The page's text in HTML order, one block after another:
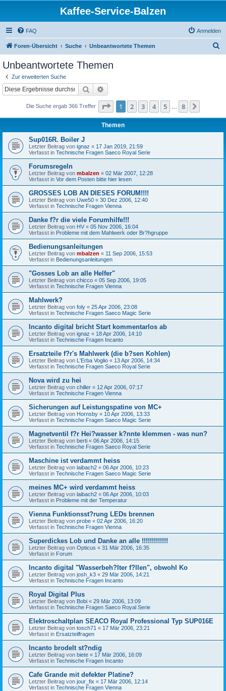
Kaffee-Service-Balzen
FAQ Anmelden
Foren-Übersicht Suche Unbeantwortete Themen
Unbeantwortete Themen
Zur erweiterten Suche
Suche
Die Suche ergab 366 Treffer Seite 1von
1 2 3 4 5 8
Themen
Sup016R. Boiler J
Letzter Beitrag von ignaz « 17 Jan 2019, 21:59
Verfasst in Technische Fragen Saeco Royal Serie
Forumsregeln
Letzter Beitrag von mbalzen « 02 Mär 2007, 12:28
Verfasst in Vor dem Posten bitte hier lesen
GROSSES LOB AN DIESES FORUM!!!!
Letzter Beitrag von Uwe50 « 30 Dez 2006, 12:40
Verfasst in Technische Fragen Vienna
Danke f?r die viele Forumhilfe!!!
Letzter Beitrag von HV « 05 Nov 2006, 16:04
Verfasst in Probleme mit dem Mahlwerk oder Br?hgruppe
Bedienungsanleitungen
Letzter Beitrag von mbalzen « 11 Sep 2006, 15:53
Verfasst in Bedienungsanleitungen
"Gosses Lob an alle Helfer"
Letzter Beitrag von chicco « 05 Sep 2006, 19:05
Verfasst in Technische Fragen Vienna
Mahlwerk?
Letzter Beitrag von foly « 25 Apr 2006, 23:08
Verfasst in Technische Fragen Saeco Magic Serie
Incanto digital bricht Start kommentarlos ab
Letzter Beitrag von ignaz « 18 Apr 2006, 14:10
Verfasst in Technische Fragen Incanto
Ersatzteile f?r's Mahlwerk (die b?sen Kohlen)
Letzter Beitrag von L'Erba Voglio « 13 Apr 2006, 14:34
Verfasst in Technische Fragen Saeco Royal Serie
Nova wird zu hei
Letzter Beitrag von chiller « 12 Apr 2006, 07:17
Verfasst in Technische Fragen Vienna
Sicherungen auf Leistungspatine von MC+
Letzter Beitrag von Hornsby « 10 Apr 2006, 13:33
Verfasst in Technische Fragen Saeco Magic Serie
Magnetventil f?r Hei?wasser k?nnte klemmen - was nun?
Letzter Beitrag von berti « 06 Apr 2006, 14:15
Verfasst in Technische Fragen Saeco Royal Serie
Maschine ist verdammt heiss
Letzter Beitrag von laibach2 « 06 Apr 2006, 10:23
Verfasst in Technische Fragen Saeco Magic Serie
meines MC+ wird verdammt heiss
Letzter Beitrag von laibach2 « 06 Apr 2006, 10:03
Verfasst in Probleme mit der Temperatur
Vienna Funktionsst?rung LEDs brennen
Letzter Beitrag von probe « 02 Apr 2006, 16:20
Verfasst in Technische Fragen Vienna
Superdickes Lob und Danke an alle !!!!!!!!!!!!!
Letzter Beitrag von Opticus « 31 Mär 2006, 16:35
Verfasst in Forum
Incanto digital "Wasserbeh?lter f?llen", obwohl Ko
Letzter Beitrag von josh_k3 « 29 Mär 2006, 14:21
Verfasst in Technische Fragen Incanto
Royal Digital Plus
Letzter Beitrag von Bobi « 29 Mär 2006, 13:09
Verfasst in Technische Fragen Saeco Royal Serie
Elektroschaltplan SEACO Royal Professional Typ SUP016E
Letzter Beitrag von tosch71 « 17 Mär 2006, 23:21
Verfasst in Ersatzteilfragen
Incanto brodelt st?ndig
Letzter Beitrag von biete « 17 Mär 2006, 16:09
Verfasst in Technische Fragen Incanto
Cafe Grande mit defekter Platine?
Letzter Beitrag von jour_fix « 17 Mär 2006, 12:14
Verfasst in Technische Fragen Vienna